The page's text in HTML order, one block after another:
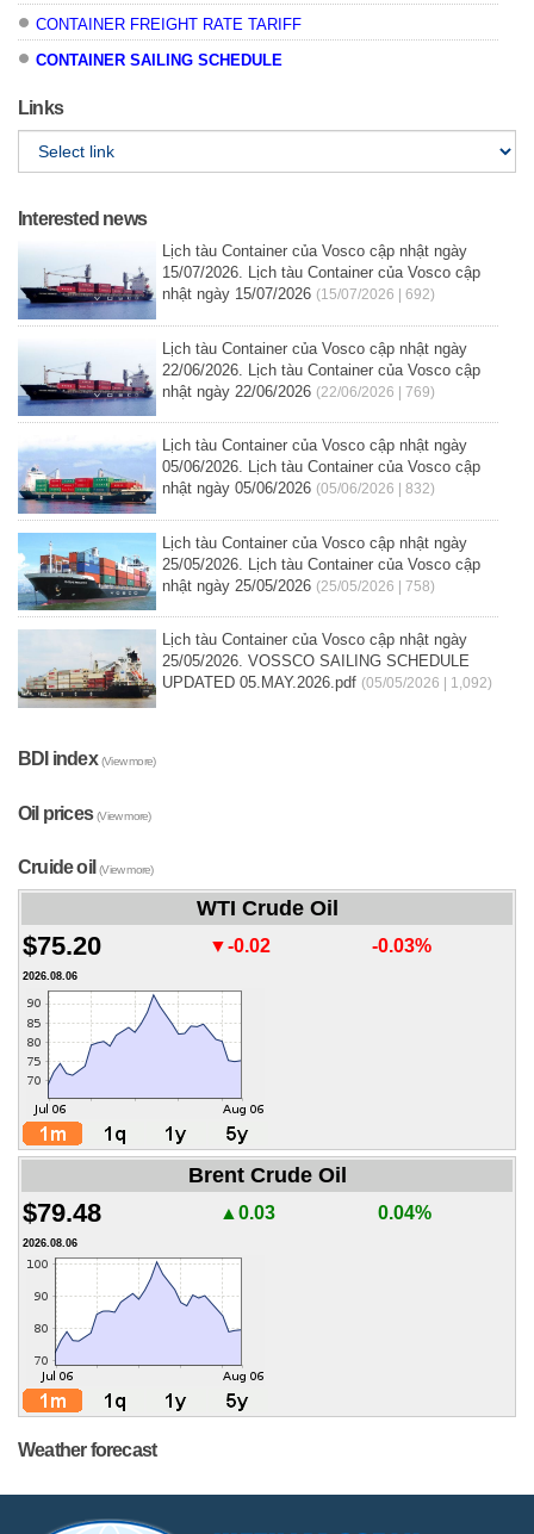
CONTAINER FREIGHT RATE TARIFF
CONTAINER SAILING SCHEDULE
Links
Interested news
Lịch tàu Container của Vosco cập nhật ngày
15/07/2026. Lịch tàu Container của Vosco cập
nhật ngày 15/07/2026 (15/07/2026 | 692)
Lịch tàu Container của Vosco cập nhật ngày
22/06/2026. Lịch tàu Container của Vosco cập
nhật ngày 22/06/2026 (22/06/2026 | 769)
Lịch tàu Container của Vosco cập nhật ngày
05/06/2026. Lịch tàu Container của Vosco cập
nhật ngày 05/06/2026 (05/06/2026 | 832)
Lịch tàu Container của Vosco cập nhật ngày
25/05/2026. Lịch tàu Container của Vosco cập
nhật ngày 25/05/2026 (25/05/2026 | 758)
Lịch tàu Container của Vosco cập nhật ngày
25/05/2026. VOSSCO SAILING SCHEDULE
UPDATED 05.MAY.2026.pdf (05/05/2026 | 1,092)
BDI index(View more)
Oil prices(View more)
Cruide oil(View more)
WTI Crude Oil
$75.20 ▼-0.02 -0.03%
2026.08.06
Brent Crude Oil
$79.48 ▲0.03 0.04%
2026.08.06
Weather forecast